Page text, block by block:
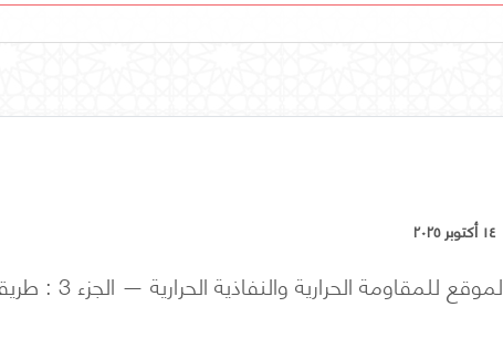
١٤ أكتوبر ٢٠٢٥
العزل الحراري لعناصر المبنى – القياس في